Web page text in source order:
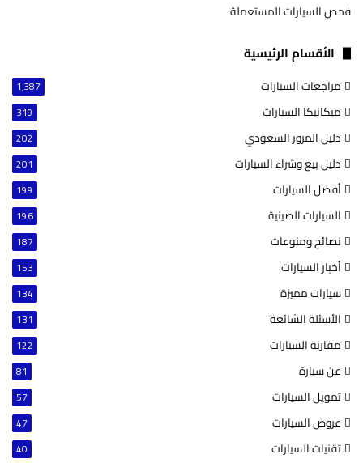
فحص السيارات المستعملة
الأقسام الرئيسية
مراجعات السيارات 1٬387
ميكانيكا السيارات 319
دليل المرور السعودي 202
دليل بيع وشراء السيارات 201
أفضل السيارات 199
السيارات الصينية 196
نصائح ومنوعات 187
أخبار السيارات 153
سيارات مميزة 134
الأسئلة الشائعة 131
مقارنة السيارات 122
عن سيارة 81
تمويل السيارات 57
عروض السيارات 47
تقنيات السيارات 40